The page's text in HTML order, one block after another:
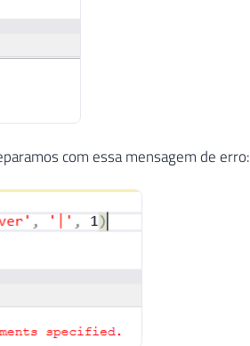
com essa mensagem de erro: